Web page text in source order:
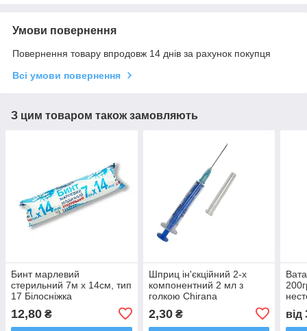
Умови повернення
Повернення товару впродовж 14 днів за рахунок покупця
Всі умови повернення
З цим товаром також замовляють
Бинт марлевий
стерильний 7м х 14см, тип
17 Білосніжка
12,80 ₴
Шприц ін'єкційний 2-х
компонентний 2 мл з
голкою Chirana
2,30₴ від